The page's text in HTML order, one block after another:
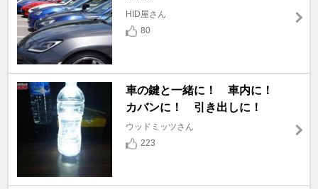
HID屋さん
80
車の鍵と一緒に！ 車内に！
カバンに！ 引き出しに！
ウッドミッツさん
223